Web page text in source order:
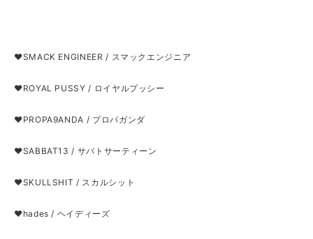
❤SMACK ENGINEER / スマックエンジニア
❤ROYAL PUSSY / ロイヤルプッシー
❤PROPA9ANDA / プロパガンダ
❤SABBAT13 / サバトサーティーン
❤SKULLSHIT / スカルシット
❤hades / ヘイディーズ